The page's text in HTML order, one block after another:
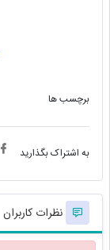
برچسب ها
به اشتراک بگذارید
نظرات کاربران